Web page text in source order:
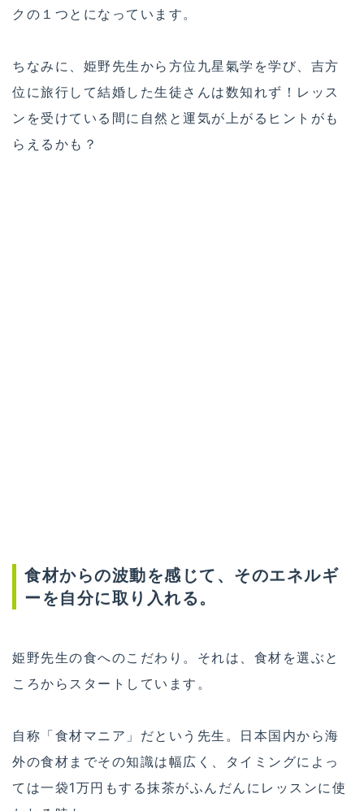
クの１つとになっています。
ちなみに、姫野先生から方位九星氣学を学び、吉方
位に旅行して結婚した生徒さんは数知れず！レッス
ンを受けている間に自然と運気が上がるヒントがも
らえるかも？
食材からの波動を感じて、そのエネルギ
ーを自分に取り入れる。
姫野先生の食へのこだわり。それは、食材を選ぶと
ころからスタートしています。
自称「食材マニア」だという先生。日本国内から海
外の食材までその知識は幅広く、タイミングによっ
ては一袋1万円もする抹茶がふんだんにレッスンに使